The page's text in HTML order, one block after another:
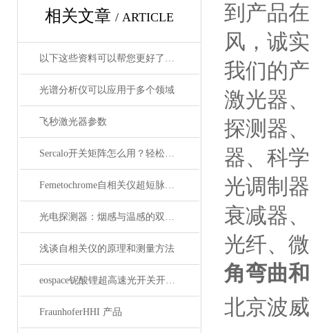
相关文章 / ARTICLE
以下这些资料可以帮您更好了解偏振分析仪
光谱分析仪可以应用于多个领域
飞秒激光器参数
Sercalo开关矩阵怎么用？轻松实现光路智能切换
Femetochrome自相关仪超短脉冲测量的“时间显微镜”
光电探测器：烟感与温感的双重角色
浅谈自相关仪的原理和测量方法
eospace铌酸锂超高速光开关开启通信新时代
FraunhoferHHI 产品
到产品
风，诚
我们的
激光器
探测器
器、科
光调制
衰减器
光纤、
角弯曲
北京波